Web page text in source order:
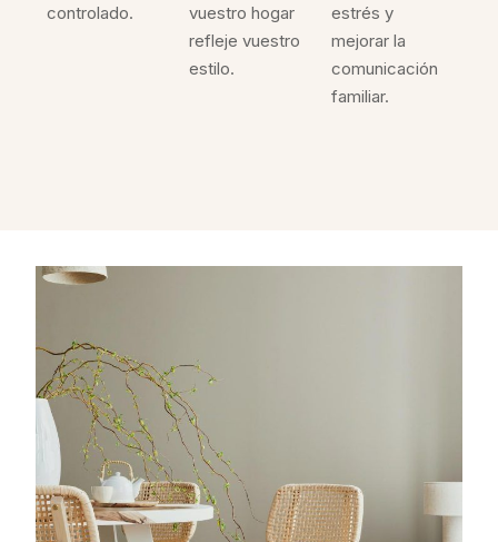
controlado.
vuestro hogar
refleje vuestro
estilo.
estrés y
mejorar la
comunicación
familiar.